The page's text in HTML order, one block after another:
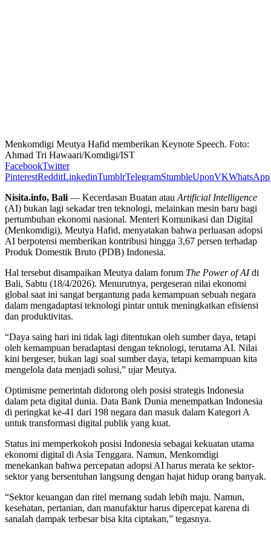
Menkomdigi Meutya Hafid memberikan Keynote Speech. Foto:
Ahmad Tri Hawaari/Komdigi/IST
FacebookTwitter
PinterestRedditLinkedinTumblrTelegramStumbleUponVKWhatsApp
Nisita.info, Bali — Kecerdasan Buatan atau Artificial Intelligence
(AI) bukan lagi sekadar tren teknologi, melainkan mesin baru bagi
pertumbuhan ekonomi nasional. Menteri Komunikasi dan Digital
(Menkomdigi), Meutya Hafid, menyatakan bahwa perluasan adopsi
AI berpotensi memberikan kontribusi hingga 3,67 persen terhadap
Produk Domestik Bruto (PDB) Indonesia.
Hal tersebut disampaikan Meutya dalam forum The Power of AIdi
Bali, Sabtu (18/4/2026). Menurutnya, pergeseran nilai ekonomi
global saat ini sangat bergantung pada kemampuan sebuah negara
dalam mengadaptasi teknologi pintar untuk meningkatkan efisiensi
dan produktivitas.
“Daya saing hari ini tidak lagi ditentukan oleh sumber daya, tetapi
oleh kemampuan beradaptasi dengan teknologi, terutama AI. Nilai
kini bergeser, bukan lagi soal sumber daya, tetapi kemampuan kita
mengelola data menjadi solusi,” ujar Meutya.
Optimisme pemerintah didorong oleh posisi strategis Indonesia
dalam peta digital dunia. Data Bank Dunia menempatkan Indonesia
di peringkat ke-41 dari 198 negara dan masuk dalam Kategori A
untuk transformasi digital publik yang kuat.
Status ini memperkokoh posisi Indonesia sebagai kekuatan utama
ekonomi digital di Asia Tenggara. Namun, Menkomdigi
menekankan bahwa percepatan adopsi AI harus merata ke sektor-
sektor yang bersentuhan langsung dengan hajat hidup orang banyak.
“Sektor keuangan dan ritel memang sudah lebih maju. Namun,
kesehatan, pertanian, dan manufaktur harus dipercepat karena di
sanalah dampak terbesar bisa kita ciptakan,” tegasnya.